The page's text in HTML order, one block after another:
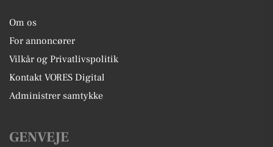
Om os
For annoncører
Vilkår og Privatlivspolitik
Kontakt VORES Digital
Administrer samtykke
GENVEJE